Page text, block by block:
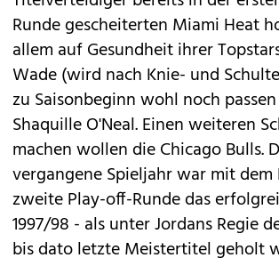
Runde gescheiterten Miami Heat
allem auf Gesundheit ihrer
Wade (wird nach Knie- und
zu Saisonbeginn wohl noch
Shaquille O'Neal. Einen weiteren
machen wollen die Chicago Bulls.
vergangene Spieljahr war mit dem
zweite Play-off-Runde das
1997/98 - als unter Jordans Regie
bis dato letzte Meistertitel geholt